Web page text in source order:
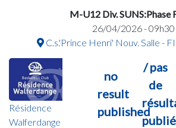
M-U12 Div. SUNS:Phase
26/04/2026 - 09h30
C.s.'Prince Henri' Nouv. Salle -
Résidence
Walferdange
no
result
published
/ pas
de
publié